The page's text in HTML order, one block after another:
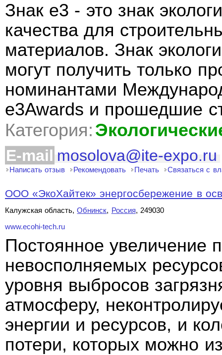
Знак e3 - это знак
качества для
материалов. Знак
могут получить только
номинантами
e3Awards и прошедшие
Категория:
E-mail mosolova@ite-expo.ru
Написать отзыв Рекомендовать Печать Связаться с
ООО «ЭкоХайтек» энергосбережение в
Калужская область,Обнинск, Россия, 249030
www.ecohi-tech.ru
Постоянное увеличение
невосполняемых
уровня выбросов
атмосферу,
энергии и ресурсов, и
потери, которых можно